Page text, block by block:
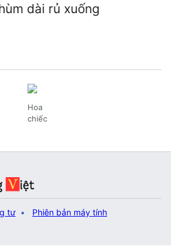
dài rủ xuống
Hoa
chiếc
tư Phiên bản máy tính